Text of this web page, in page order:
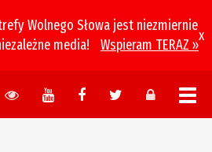
Wolnego Słowa jest niezmiernie
media!
Wspieram TERAZ »
x